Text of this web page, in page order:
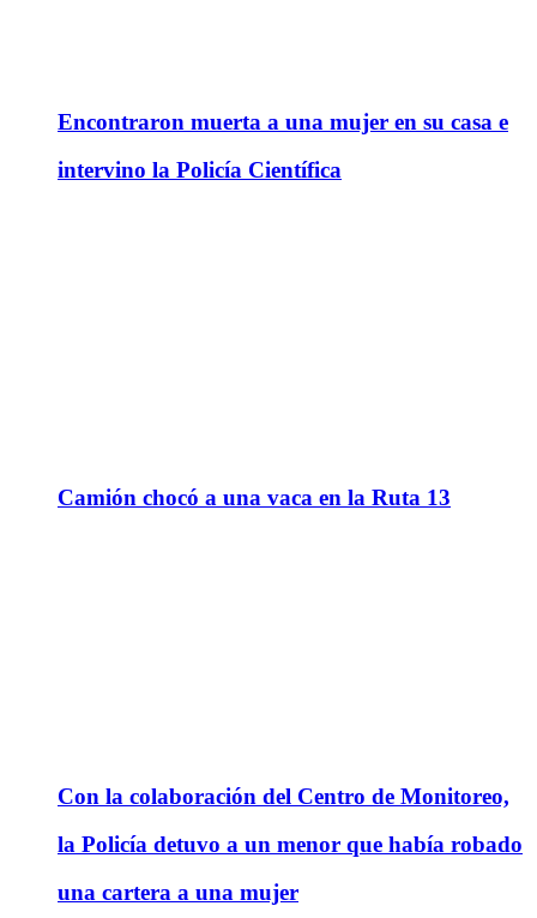
Encontraron muerta a una mujer en su casa e
intervino la Policía Científica
Camión chocó a una vaca en la Ruta 13
Con la colaboración del Centro de Monitoreo,
la Policía detuvo a un menor que había robado
una cartera a una mujer